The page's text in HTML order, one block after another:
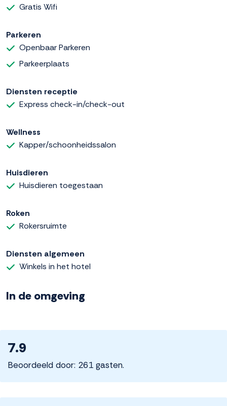
Gratis Wifi
Parkeren
Openbaar Parkeren
Parkeerplaats
Diensten receptie
Express check-in/check-out
Wellness
Kapper/schoonheidssalon
Huisdieren
Huisdieren toegestaan
Roken
Rokersruimte
Diensten algemeen
Winkels in het hotel
In de omgeving
7.9
Beoordeeld door: 261 gasten.